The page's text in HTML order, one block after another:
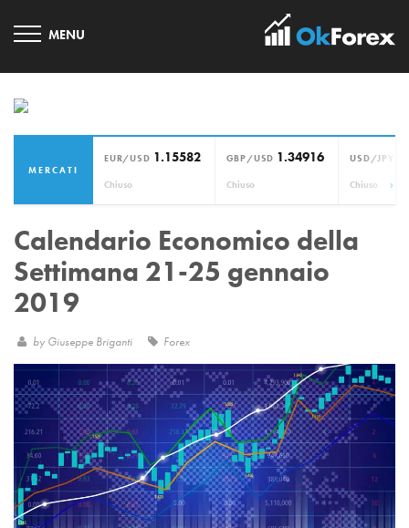
MERCATI
EUR/USD 1.15582
Chiuso
GBP/USD 1.34916
Chiuso
USD/JPY
Chiuso ›
Calendario Economico della
Settimana 21-25 gennaio
2019
by Giuseppe Briganti Forex